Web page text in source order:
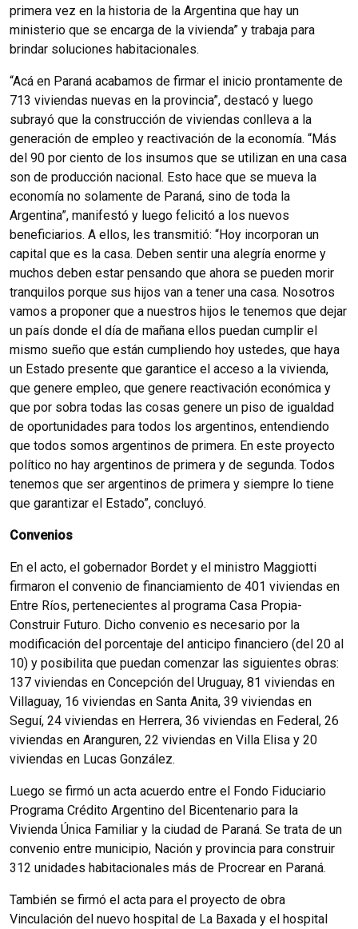
primera vez en la historia de la Argentina que hay un
ministerio que se encarga de la vivienda” y trabaja para
brindar soluciones habitacionales.
“Acá en Paraná acabamos de firmar el inicio prontamente de
713 viviendas nuevas en la provincia”, destacó y luego
subrayó que la construcción de viviendas conlleva a la
generación de empleo y reactivación de la economía. “Más
del 90 por ciento de los insumos que se utilizan en una casa
son de producción nacional. Esto hace que se mueva la
economía no solamente de Paraná, sino de toda la
Argentina”, manifestó y luego felicitó a los nuevos
beneficiarios. A ellos, les transmitió: “Hoy incorporan un
capital que es la casa. Deben sentir una alegría enorme y
muchos deben estar pensando que ahora se pueden morir
tranquilos porque sus hijos van a tener una casa. Nosotros
vamos a proponer que a nuestros hijos le tenemos que dejar
un país donde el día de mañana ellos puedan cumplir el
mismo sueño que están cumpliendo hoy ustedes, que haya
un Estado presente que garantice el acceso a la vivienda,
que genere empleo, que genere reactivación económica y
que por sobra todas las cosas genere un piso de igualdad
de oportunidades para todos los argentinos, entendiendo
que todos somos argentinos de primera. En este proyecto
político no hay argentinos de primera y de segunda. Todos
tenemos que ser argentinos de primera y siempre lo tiene
que garantizar el Estado”, concluyó.
Convenios
En el acto, el gobernador Bordet y el ministro Maggiotti
firmaron el convenio de financiamiento de 401 viviendas en
Entre Ríos, pertenecientes al programa Casa Propia-
Construir Futuro. Dicho convenio es necesario por la
modificación del porcentaje del anticipo financiero (del 20 al
10) y posibilita que puedan comenzar las siguientes obras:
137 viviendas en Concepción del Uruguay, 81 viviendas en
Villaguay, 16 viviendas en Santa Anita, 39 viviendas en
Seguí, 24 viviendas en Herrera, 36 viviendas en Federal, 26
viviendas en Aranguren, 22 viviendas en Villa Elisa y 20
viviendas en Lucas González.
Luego se firmó un acta acuerdo entre el Fondo Fiduciario
Programa Crédito Argentino del Bicentenario para la
Vivienda Única Familiar y la ciudad de Paraná. Se trata de un
convenio entre municipio, Nación y provincia para construir
312 unidades habitacionales más de Procrear en Paraná.
También se firmó el acta para el proyecto de obra
Vinculación del nuevo hospital de La Baxada y el hospital